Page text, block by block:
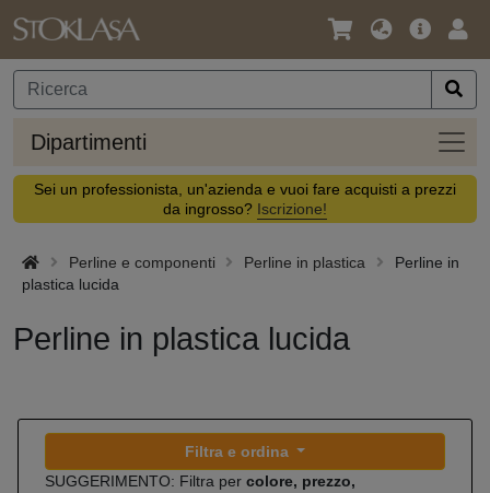
Lingua
Valuta
Offerta
Dipartimenti
Sei un professionista, un'azienda e vuoi fare acquisti a prezzi
da ingrosso? Iscrizione!
Perline e componenti Perline in plastica
Perline in
plastica lucida
Perline in plastica lucida
Filtra e ordina
SUGGERIMENTO: Filtra per colore, prezzo,